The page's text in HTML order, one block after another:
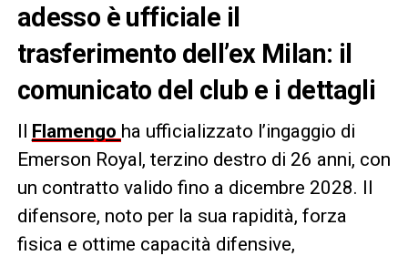
adesso è ufficiale il
trasferimento dell’ex Milan: il
comunicato del club e i dettagli
Il Flamengo ha ufficializzato l’ingaggio di
Emerson Royal, terzino destro di 26 anni, con
un contratto valido fino a dicembre 2028. Il
difensore, noto per la sua rapidità, forza
fisica e ottime capacità difensive,